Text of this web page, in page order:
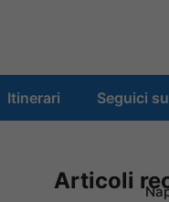
Itinerari Seguici
Articoli